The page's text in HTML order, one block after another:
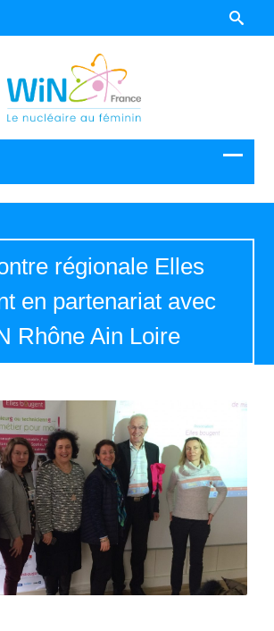
régionale Elles
en partenariat avec
Rhône Ain Loire